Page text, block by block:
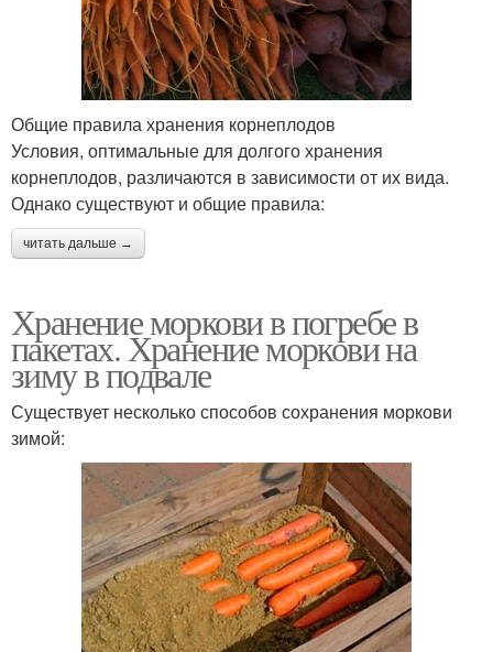
Общие правила хранения корнеплодов
Условия, оптимальные для долгого хранения
корнеплодов, различаются в зависимости от их вида.
Однако существуют и общие правила:
читать дальше →
Хранение моркови в погребе в
пакетах. Хранение моркови на
зиму в подвале
Существует несколько способов сохранения моркови
зимой: